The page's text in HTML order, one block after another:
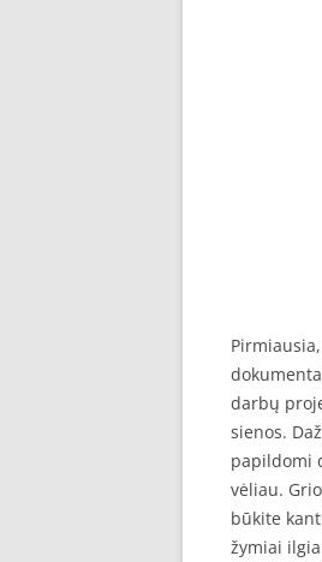
darbų
sienos.
papildomi
vėliau.
būkite
žymiai